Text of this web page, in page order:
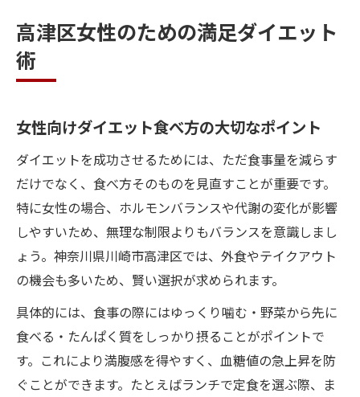
高津区女性のための満足ダイエット
術
女性向けダイエット食べ方の大切なポイント
ダイエットを成功させるためには、ただ食事量を減らす
だけでなく、食べ方そのものを見直すことが重要です。
特に女性の場合、ホルモンバランスや代謝の変化が影響
しやすいため、無理な制限よりもバランスを意識しまし
ょう。神奈川県川崎市高津区では、外食やテイクアウト
の機会も多いため、賢い選択が求められます。
具体的には、食事の際にはゆっくり噛む・野菜から先に
食べる・たんぱく質をしっかり摂ることがポイントで
す。これにより満腹感を得やすく、血糖値の急上昇を防
ぐことができます。たとえばランチで定食を選ぶ際、ま